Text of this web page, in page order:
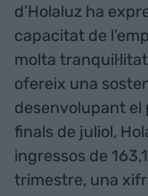
d’Holaluz ha
capacitat de
molta
ofereix una
desenvolupant el
finals de juliol,
ingressos de
trimestre, una